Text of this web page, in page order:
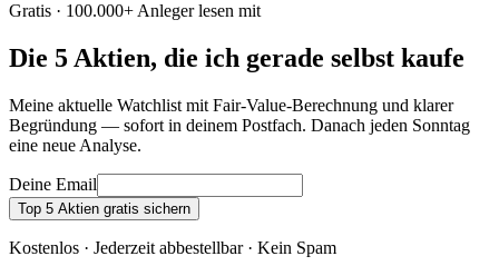
Gratis · 100.000+ Anleger lesen mit
Die 5 Aktien, die ich gerade selbst kaufe
Meine aktuelle Watchlist mit Fair-Value-Berechnung und klarer
Begründung — sofort in deinem Postfach. Danach jeden Sonntag
eine neue Analyse.
Deine Email
Top 5 Aktien gratis sichern
Kostenlos · Jederzeit abbestellbar · Kein Spam